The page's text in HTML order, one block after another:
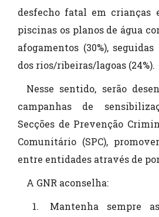
desfecho fatal em crianças
piscinas os planos de água
afogamentos (30%),
dos rios/ribeiras/lagoas (24%).
Nesse sentido, serão
campanhas de
Secções de Prevenção
Comunitário (SPC),
entre entidades através de
A GNR aconselha:
Mantenha sempre